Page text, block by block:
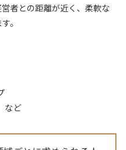
者との距離が近く、柔軟な
。
など